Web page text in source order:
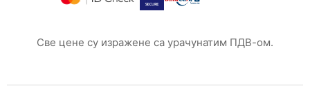
Све цене су изражене са урачунатим ПДВ-ом.